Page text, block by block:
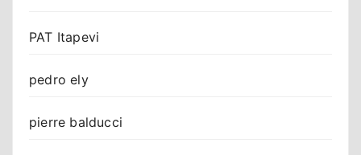
PAT Itapevi
pedro ely
pierre balducci